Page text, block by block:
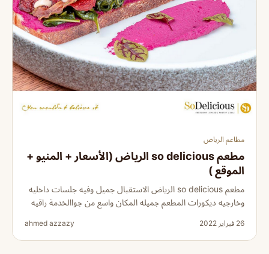
مطاعم الرياض
مطعم so delicious الرياض (الأسعار + المنيو +
الموقع )
مطعم so delicious الرياض الاستقبال جميل وفيه جلسات داخليه
وخارجيه ديكورات المطعم جميله المكان واسع من جواالخدمة راقيه
26 فبراير 2022 ahmed azzazy